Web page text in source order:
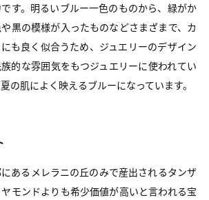
す。明るいブルー一色のものから、緑がか
黒の模様が入ったものなどさまざまで、カ
も良く似合うため、ジュエリーのデザイン
的な雰囲気をもつジュエリーに使われてい
の肌によく映えるブルーになっています。
あるメレラニの丘のみで産出されるタンザ
モンドよりも希少価値が高いと言われる宝